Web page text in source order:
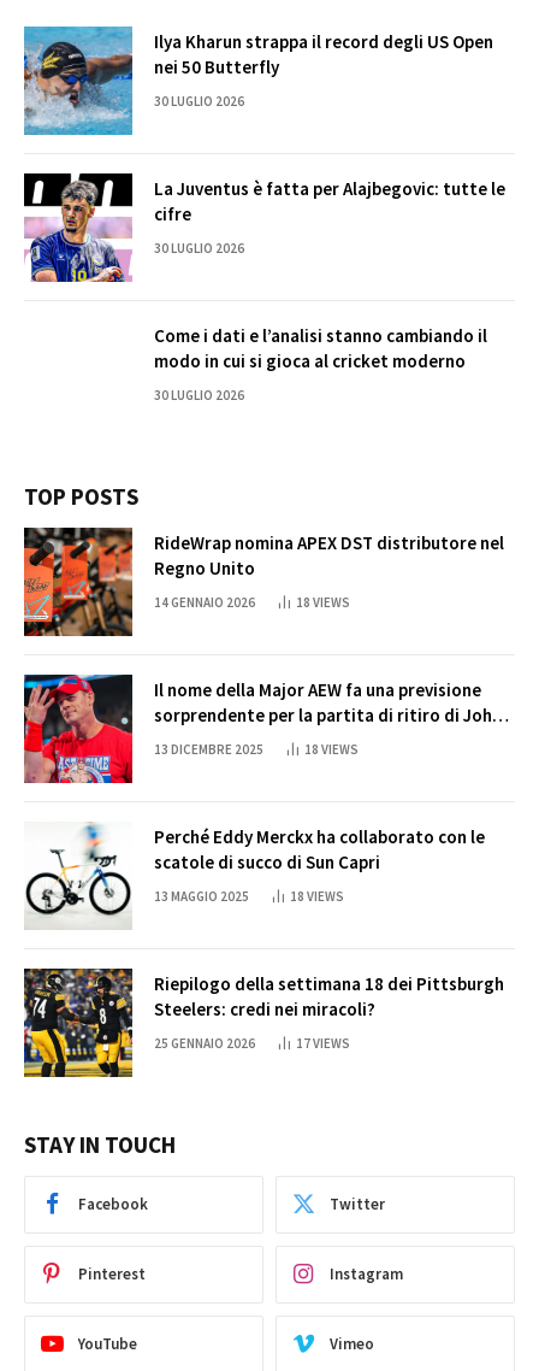
Ilya Kharun strappa il record degli US Open
nei 50 Butterfly
30 LUGLIO 2026
La Juventus è fatta per Alajbegovic: tutte le
cifre
30 LUGLIO 2026
Come i dati e l’analisi stanno cambiando il
modo in cui si gioca al cricket moderno
30 LUGLIO 2026
TOP POSTS
RideWrap nomina APEX DST distributore nel
Regno Unito
14 GENNAIO 2026 18 VIEWS
Il nome della Major AEW fa una previsione
sorprendente per la partita di ritiro di John
Cena
13 DICEMBRE 2025 18 VIEWS
Perché Eddy Merckx ha collaborato con le
scatole di succo di Sun Capri
13 MAGGIO 2025 18 VIEWS
Riepilogo della settimana 18 dei Pittsburgh
Steelers: credi nei miracoli?
25 GENNAIO 2026 17VIEWS
STAY IN TOUCH
Facebook Twitter
Pinterest Instagram
YouTube Vimeo